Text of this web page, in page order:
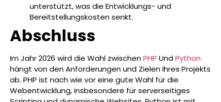
unterstützt, was die Entwicklungs- und
Bereitstellungskosten senkt.
Abschluss
Im Jahr 2026 wird die Wahl zwischenPHP UndPython
hängt von den Anforderungen und Zielen Ihres Projekts
ab. PHP ist nach wie vor eine gute Wahl für die
Webentwicklung, insbesondere für serverseitiges